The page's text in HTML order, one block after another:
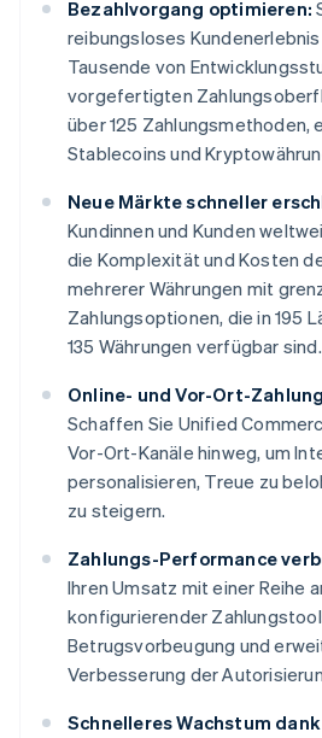
Bezahlvorgang optimieren:
reibungsloses
Tausende von
vorgefertigten
über 125 Zahlungsmethoden,
Stablecoins und
Neue Märkte schneller
Kundinnen und Kunden
die Komplexität und Kosten
mehrerer Währungen mit
Zahlungsoptionen, die in 195
135 Währungen verfügbar sind.
Online- und Vor-Ort-
Schaffen Sie Unified
Vor-Ort-Kanäle hinweg, um
personalisieren, Treue zu
zu steigern.
Zahlungs-Performance
Ihren Umsatz mit einer Reihe
konfigurierender
Betrugsvorbeugung und
Verbesserung der
Schnelleres Wachstum